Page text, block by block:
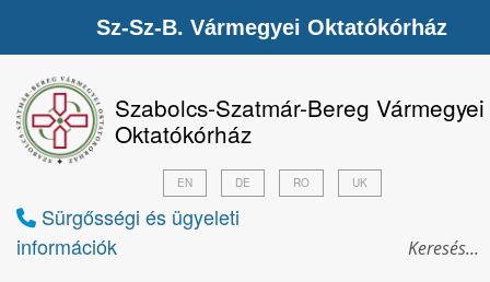
Szabolcs-Szatmár-Bereg Vármegyei
Oktatókórház
Sürgősségi és ügyeleti
információk
EN DE RO UK
Sz-Sz-B. Vármegyei Oktatókórház